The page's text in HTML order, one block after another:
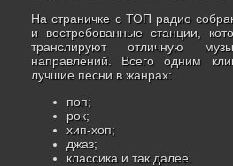
На страничке с ТОП радио
и востребованные станции,
транслируют отличную
направлений. Всего одним
лучшие песни в жанрах:
поп;
рок;
хип-хоп;
джаз;
классика и так далее.